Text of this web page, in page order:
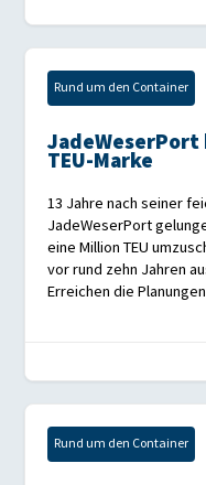
Rund um den Container
TEU-Marke
13 Jahre nach seiner
JadeWeserPort
eine Million TEU
vor rund zehn Jahren
Erreichen die
Rund um den Container